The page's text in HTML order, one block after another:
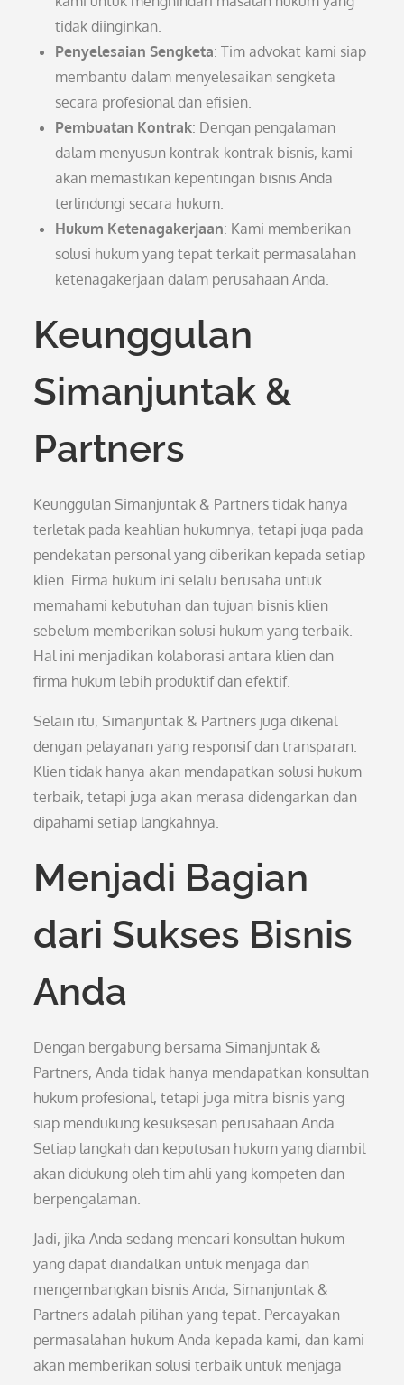
tidak diinginkan.
Penyelesaian Sengketa: Tim advokat kami siap
membantu dalam menyelesaikan sengketa
secara profesional dan efisien.
Pembuatan Kontrak: Dengan pengalaman
dalam menyusun kontrak-kontrak bisnis, kami
akan memastikan kepentingan bisnis Anda
terlindungi secara hukum.
Hukum Ketenagakerjaan: Kami memberikan
solusi hukum yang tepat terkait permasalahan
ketenagakerjaan dalam perusahaan Anda.
Keunggulan
Simanjuntak &
Partners
Keunggulan Simanjuntak & Partners tidak hanya
terletak pada keahlian hukumnya, tetapi juga pada
pendekatan personal yang diberikan kepada setiap
klien. Firma hukum ini selalu berusaha untuk
memahami kebutuhan dan tujuan bisnis klien
sebelum memberikan solusi hukum yang terbaik.
Hal ini menjadikan kolaborasi antara klien dan
firma hukum lebih produktif dan efektif.
Selain itu, Simanjuntak & Partners juga dikenal
dengan pelayanan yang responsif dan transparan.
Klien tidak hanya akan mendapatkan solusi hukum
terbaik, tetapi juga akan merasa didengarkan dan
dipahami setiap langkahnya.
Menjadi Bagian
dari Sukses Bisnis
Anda
Dengan bergabung bersama Simanjuntak &
Partners, Anda tidak hanya mendapatkan konsultan
hukum profesional, tetapi juga mitra bisnis yang
siap mendukung kesuksesan perusahaan Anda.
Setiap langkah dan keputusan hukum yang diambil
akan didukung oleh tim ahli yang kompeten dan
berpengalaman.
Jadi, jika Anda sedang mencari konsultan hukum
yang dapat diandalkan untuk menjaga dan
mengembangkan bisnis Anda, Simanjuntak &
Partners adalah pilihan yang tepat. Percayakan
permasalahan hukum Anda kepada kami, dan kami
akan memberikan solusi terbaik untuk menjaga